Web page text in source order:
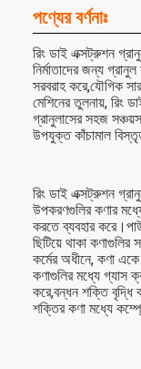
পণ্যের বর্ণনাঃ
রিং ডাই এক্সট্রুশন
নির্মাতাদের জন্য
সরবরাহ করে,যৌগিক
মেশিনের তুলনায়, রিং
গ্রানুলাসের সহজ
উপযুক্ত কাঁচামাল
রিং ডাই এক্সট্রুশন
উপকরণগুলির কণার
করতে ব্যবহার
ছিটিয়ে থাকা
কর্মের অধীনে, কণা
কণাগুলির মধ্যে গ্যাস
করে,বন্ধন শক্তি বৃদ্ধি
শক্তির কণা মধ্যে